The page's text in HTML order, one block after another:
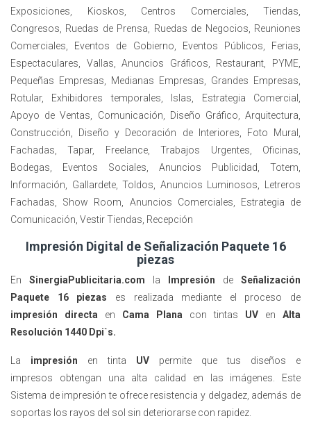
Exposiciones, Kioskos, Centros Comerciales, Tiendas,
Congresos, Ruedas de Prensa, Ruedas de Negocios, Reuniones
Comerciales, Eventos de Gobierno, Eventos Públicos, Ferias,
Espectaculares, Vallas, Anuncios Gráficos, Restaurant, PYME,
Pequeñas Empresas, Medianas Empresas, Grandes Empresas,
Rotular, Exhibidores temporales, Islas, Estrategia Comercial,
Apoyo de Ventas, Comunicación, Diseño Gráfico, Arquitectura,
Construcción, Diseño y Decoración de Interiores, Foto Mural,
Fachadas, Tapar, Freelance, Trabajos Urgentes, Oficinas,
Bodegas, Eventos Sociales, Anuncios Publicidad, Totem,
Información, Gallardete, Toldos, Anuncios Luminosos, Letreros
Fachadas, Show Room, Anuncios Comerciales, Estrategia de
Comunicación, Vestir Tiendas, Recepción
Impresión Digital de Señalización Paquete 16
piezas
En SinergiaPublicitaria.com la Impresión de Señalización
Paquete 16 piezas es realizada mediante el proceso de
impresión directa en Cama Plana con tintas UV en Alta
Resolución 1440 Dpi`s.
La impresión en tinta UV permite que tus diseños e
impresos obtengan una alta calidad en las imágenes. Este
Sistema de impresión te ofrece resistencia y delgadez, además de
soportas los rayos del sol sin deteriorarse con rapidez.